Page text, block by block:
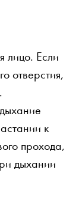
лицо. Если
отверстия,
к
прохода,
дыхании